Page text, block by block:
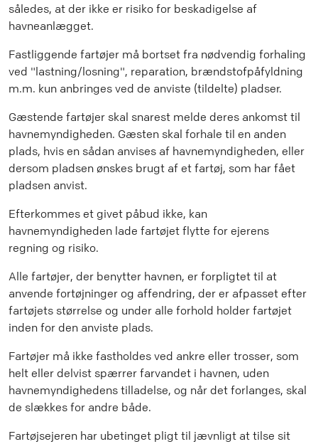
således, at der ikke er risiko for beskadigelse af
havneanlægget.
Fastliggende fartøjer må bortset fra nødvendig forhaling
ved "lastning/losning", reparation, brændstofpåfyldning
m.m. kun anbringes ved de anviste (tildelte) pladser.
Gæstende fartøjer skal snarest melde deres ankomst til
havnemyndigheden. Gæsten skal forhale til en anden
plads, hvis en sådan anvises af havnemyndigheden, eller
dersom pladsen ønskes brugt af et fartøj, som har fået
pladsen anvist.
Efterkommes et givet påbud ikke, kan
havnemyndigheden lade fartøjet flytte for ejerens
regning og risiko.
Alle fartøjer, der benytter havnen, er forpligtet til at
anvende fortøjninger og affendring, der er afpasset efter
fartøjets størrelse og under alle forhold holder fartøjet
inden for den anviste plads.
Fartøjer må ikke fastholdes ved ankre eller trosser, som
helt eller delvist spærrer farvandet i havnen, uden
havnemyndighedens tilladelse, og når det forlanges, skal
de slækkes for andre både.
Fartøjsejeren har ubetinget pligt til jævnligt at tilse sit